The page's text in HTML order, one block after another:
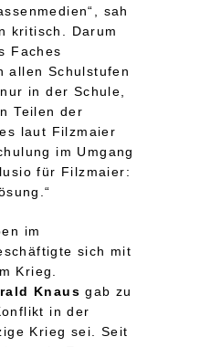
sah
kritisch. Darum
Faches
allen Schulstufen
in der Schule,
Teilen der
laut Filzmaier
im Umgang
für Filzmaier:
im
sich mit
Krieg.
Knaus gab zu
in der
Krieg sei. Seit